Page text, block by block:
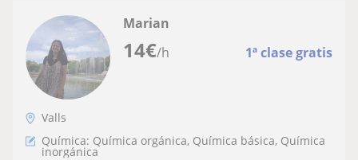
14€/h 1ª clase gratis
Marian
Valls
Química: Química orgánica, Química básica, Química
inorgánica